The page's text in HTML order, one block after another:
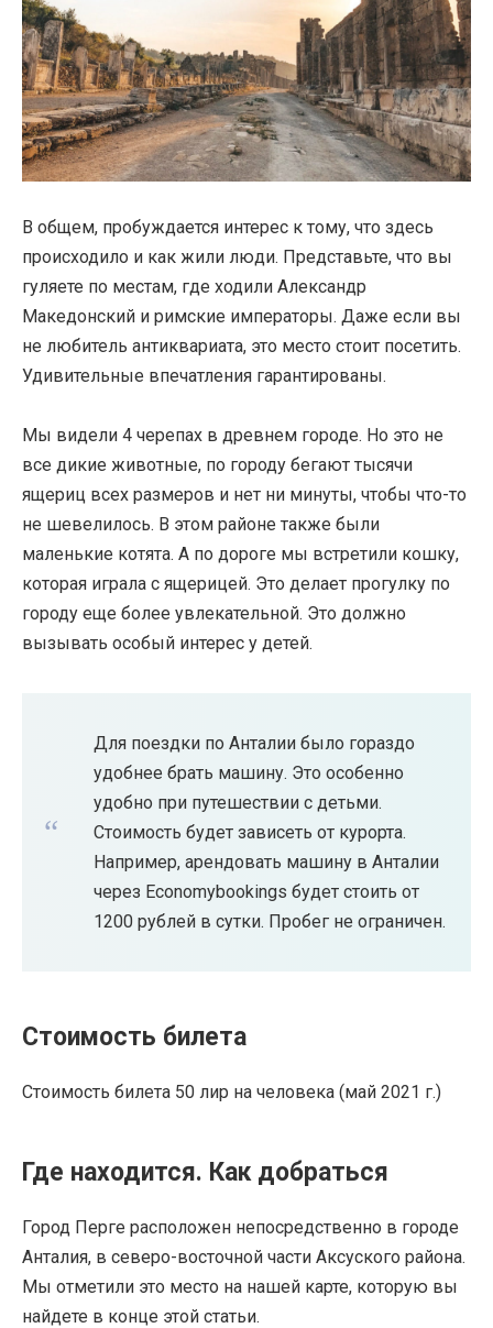
В общем, пробуждается интерес к тому, что здесь
происходило и как жили люди. Представьте, что вы
гуляете по местам, где ходили Александр
Македонский и римские императоры. Даже если вы
не любитель антиквариата, это место стоит посетить.
Удивительные впечатления гарантированы.
Мы видели 4 черепах в древнем городе. Но это не
все дикие животные, по городу бегают тысячи
ящериц всех размеров и нет ни минуты, чтобы что-то
не шевелилось. В этом районе также были
маленькие котята. А по дороге мы встретили кошку,
которая играла с ящерицей. Это делает прогулку по
городу еще более увлекательной. Это должно
вызывать особый интерес у детей.
Для поездки по Анталии было гораздо
удобнее брать машину. Это особенно
удобно при путешествии с детьми.
Стоимость будет зависеть от курорта.
Например, арендовать машину в Анталии
через Economybookings будет стоить от
1200 рублей в сутки. Пробег не ограничен.
Стоимость билета
Стоимость билета 50 лир на человека (май 2021 г.)
Где находится. Как добраться
Город Перге расположен непосредственно в городе
Анталия, в северо-восточной части Аксуского района.
Мы отметили это место на нашей карте, которую вы
найдете в конце этой статьи.